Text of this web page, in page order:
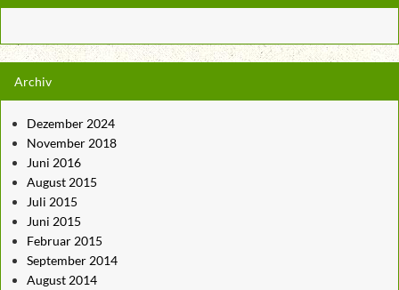
Archiv
Dezember 2024
November 2018
Juni 2016
August 2015
Juli 2015
Juni 2015
Februar 2015
September 2014
August 2014